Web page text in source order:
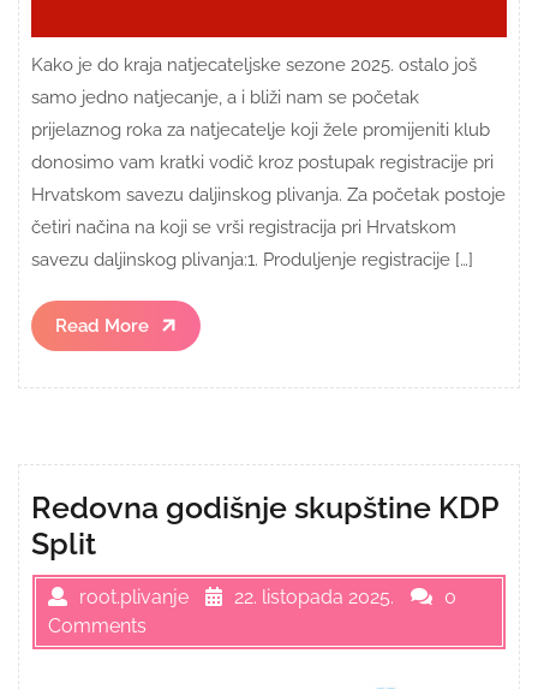
Kako je do kraja natjecateljske sezone 2025. ostalo još
samo jedno natjecanje, a i bliži nam se početak
prijelaznog roka za natjecatelje koji žele promijeniti klub
donosimo vam kratki vodič kroz postupak registracije pri
Hrvatskom savezu daljinskog plivanja. Za početak postoje
četiri načina na koji se vrši registracija pri Hrvatskom
savezu daljinskog plivanja:1. Produljenje registracije […]
Read More
Read
More
Redovna godišnje skupštine KDP
Split
root.plivanje 22. listopada 2025.
0
Comments